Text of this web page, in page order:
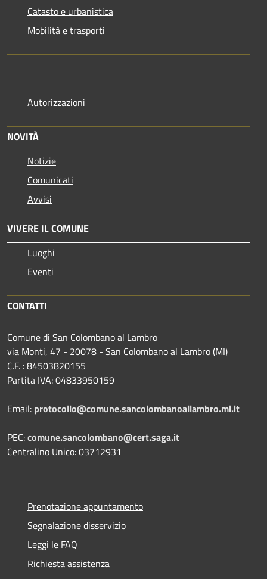
Catasto e urbanistica
Mobilità e trasporti
Autorizzazioni
NOVITÀ
Notizie
Comunicati
Avvisi
VIVERE IL COMUNE
Luoghi
Eventi
CONTATTI
Comune di San Colombano al Lambro
via Monti, 47 - 20078 - San Colombano al Lambro (MI)
C.F. : 84503820155
Partita IVA: 04833950159
Email: protocollo@comune.sancolombanoallambro.mi.it
PEC:comune.sancolombano@cert.saga.it
Centralino Unico: 03712931
Prenotazione appuntamento
Segnalazione disservizio
Leggi le FAQ
Richiesta assistenza